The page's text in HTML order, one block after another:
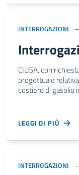
INTERROGAZIONI
CIUSA, con
progettuale
costiero di gasolio
LEGGI DI PIÙ
INTERROGAZIONI